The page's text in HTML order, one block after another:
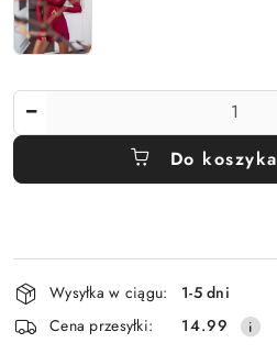
Do koszyka
Dostępność
i
dostawa
Wysyłka w ciągu:
1-5 dni
Cena przesyłki:
14.99